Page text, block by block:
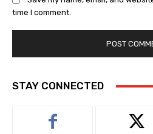
time I comment.
STAY CONNECTED